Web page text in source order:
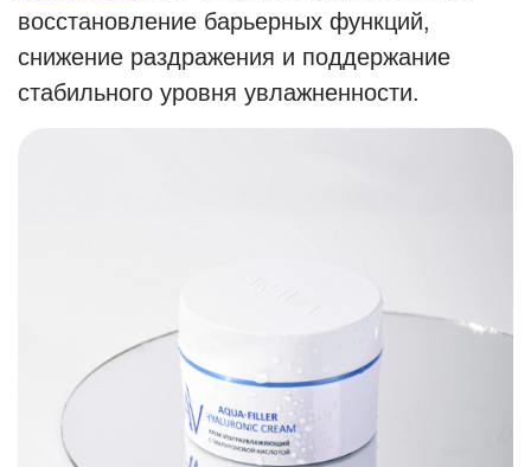
восстановление барьерных функций,
снижение раздражения и поддержание
стабильного уровня увлажненности.